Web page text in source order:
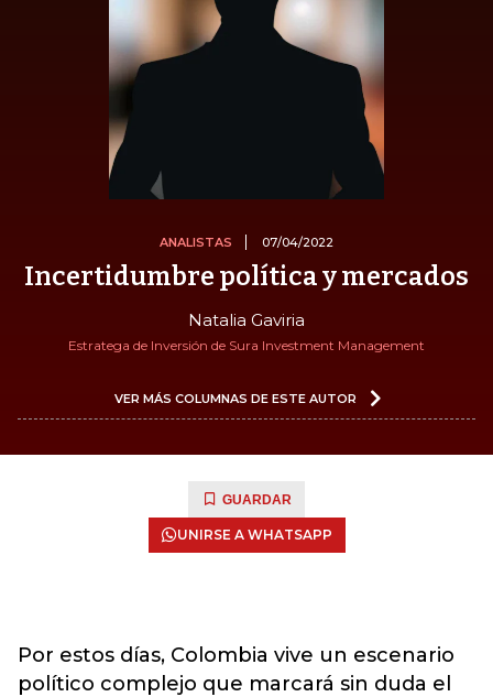
ANALISTAS 07/04/2022
Incertidumbre política y mercados
Natalia Gaviria
Estratega de Inversión de Sura Investment Management
VER MÁS COLUMNAS DE ESTE AUTOR
GUARDAR
UNIRSE A WHATSAPP
Por estos días, Colombia vive un escenario
político complejo que marcará sin duda el